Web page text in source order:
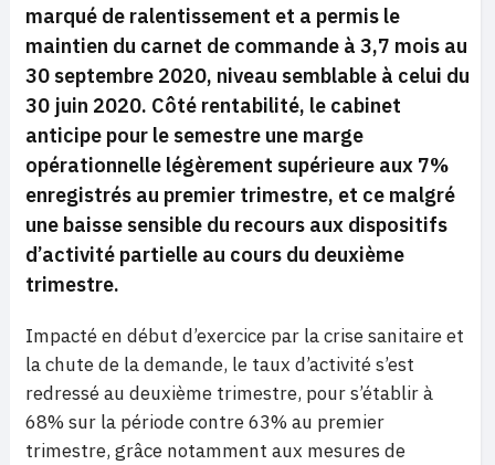
marqué de ralentissement et a permis le
maintien du carnet de commande à 3,7 mois au
30 septembre 2020, niveau semblable à celui du
30 juin 2020. Côté rentabilité, le cabinet
anticipe pour le semestre une marge
opérationnelle légèrement supérieure aux 7%
enregistrés au premier trimestre, et ce malgré
une baisse sensible du recours aux dispositifs
d’activité partielle au cours du deuxième
trimestre.
Impacté en début d’exercice par la crise sanitaire et
la chute de la demande, le taux d’activité s’est
redressé au deuxième trimestre, pour s’établir à
68% sur la période contre 63% au premier
trimestre, grâce notamment aux mesures de